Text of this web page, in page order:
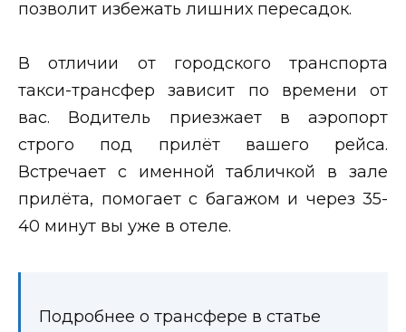
позволит избежать лишних пересадок.
В отличии от городского транспорта
такси-трансфер зависит по времени от
вас. Водитель приезжает в аэропорт
строго под прилёт вашего рейса.
Встречает с именной табличкой в зале
прилёта, помогает с багажом и через 35-
40 минут вы уже в отеле.
Подробнее о трансфере в статье